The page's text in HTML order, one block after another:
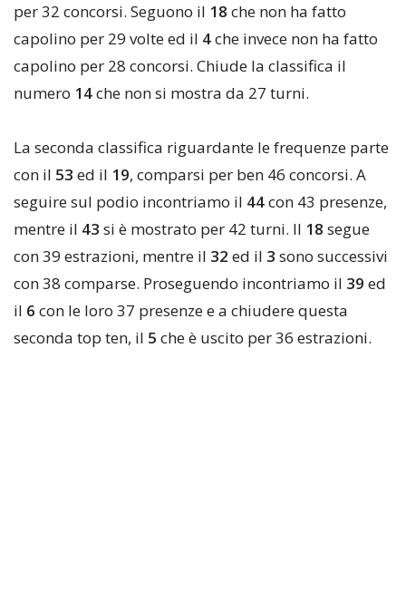
per 32 concorsi. Seguono il 18 che non ha fatto
capolino per 29 volte ed il 4che invece non ha fatto
capolino per 28 concorsi. Chiude la classifica il
numero 14che non si mostra da 27 turni.
La seconda classifica riguardante le frequenze parte
con il 53 ed il 19, comparsi per ben 46 concorsi. A
seguire sul podio incontriamo il 44con 43 presenze,
mentre il 43 si è mostrato per 42 turni. Il 18 segue
con 39 estrazioni, mentre il 32 ed il 3 sono successivi
con 38 comparse. Proseguendo incontriamo il 39 ed
il 6 con le loro 37 presenze e a chiudere questa
seconda top ten, il 5 che è uscito per 36 estrazioni.